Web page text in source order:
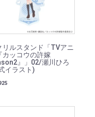
リルスタンド「TVアニ
カッコウの許嫁
』」02/瀬川ひろ
イラスト)